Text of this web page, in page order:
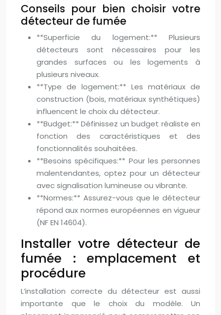
Conseils pour bien choisir votre
détecteur de fumée
**Superficie du logement:** Plusieurs
détecteurs sont nécessaires pour les
grandes surfaces ou les logements à
plusieurs niveaux.
**Type de logement:** Les matériaux de
construction (bois, matériaux synthétiques)
influencent le choix du détecteur.
**Budget:** Définissez un budget réaliste en
fonction des caractéristiques et des
fonctionnalités souhaitées.
**Besoins spécifiques:** Pour les personnes
malentendantes, optez pour un détecteur
avec signalisation lumineuse ou vibrante.
**Normes:** Assurez-vous que le détecteur
répond aux normes européennes en vigueur
(NF EN 14604).
Installer votre détecteur de
fumée : emplacement et
procédure
L’installation correcte du détecteur est aussi
importante que le choix du modèle. Un